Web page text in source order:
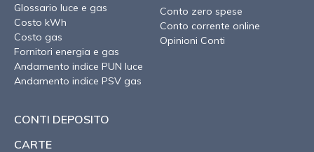
Glossario luce e gas
Costo kWh
Costo gas
Fornitori energia e gas
Andamento indice PUN luce
Andamento indice PSV gas
Conto zero spese
Conto corrente online
Opinioni Conti
CONTI DEPOSITO
CARTE